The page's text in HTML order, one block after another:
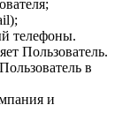
телефоны.
Пользователь.
в
и